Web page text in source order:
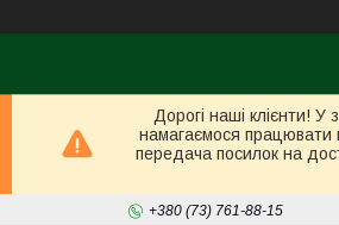
Дорогі наші клієнти!
намагаємося працювати
передача посилок на
+380 (73) 761-88-15